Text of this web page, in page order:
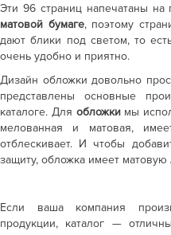
Эти 96 страниц напечатаны на
матовой бумаге, поэтому
дают блики под светом, то
очень удобно и приятно.
Дизайн обложки довольно
представлены основные
каталоге. Для обложкимы
мелованная и матовая,
отблескивает. И чтобы
защиту, обложка имеет матовую
Если ваша компания
продукции, каталог —